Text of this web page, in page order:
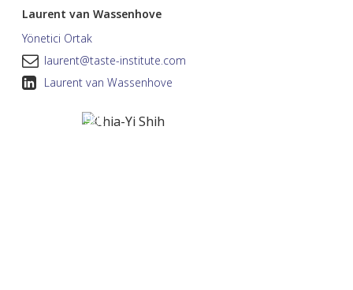
Laurent van Wassenhove
Yönetici Ortak
laurent@taste-institute.com
Laurent van Wassenhove